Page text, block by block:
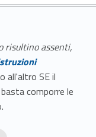
risultino assenti,
all'altro SE il
comporre le